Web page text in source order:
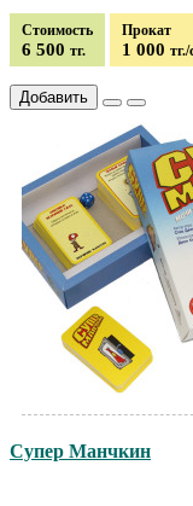
Стоимость
6 500 тг.
Прокат
1 000
Добавить
Супер Манчкин